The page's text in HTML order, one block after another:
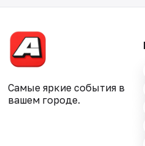
Самые яркие события в
вашем городе.